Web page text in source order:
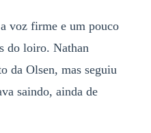
voz firme e um pouco
do loiro. Nathan
da Olsen, mas seguiu
saindo, ainda de